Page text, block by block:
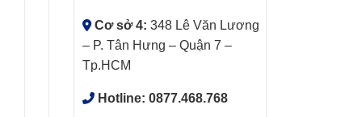
Cơ sở 4: 348 Lê Văn Lương
– P. Tân Hưng – Quận 7 –
Tp.HCM
Hotline: 0877.468.768